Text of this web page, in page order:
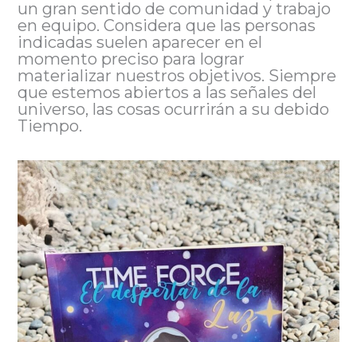
un gran sentido de comunidad y trabajo
en equipo. Considera que las personas
indicadas suelen aparecer en el
momento preciso para lograr
materializar nuestros objetivos. Siempre
que estemos abiertos a las señales del
universo, las cosas ocurrirán a su debido
Tiempo.